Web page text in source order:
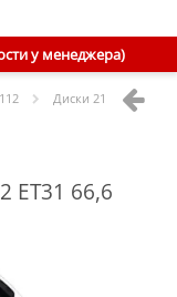
у менеджера)
Диски 21 5x112 ET31
ET31 66,6